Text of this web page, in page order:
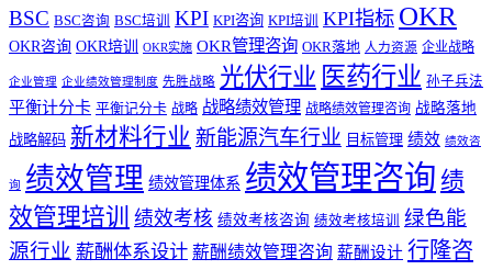
BSC BSC咨询 BSC培训 KPI KPI咨询 KPI培训 KPI指标 OKR
OKR咨询 OKR培训 OKR实施 OKR管理咨询 OKR落地 人力资源 企业战略
企业管理 企业绩效管理制度 先胜战略 光伏行业 医药行业 孙子兵法
平衡计分卡 平衡记分卡 战略 战略绩效管理 战略绩效管理咨询 战略落地
战略解码 新材料行业 新能源汽车行业 目标管理 绩效 绩效咨
询 绩效管理 绩效管理体系 绩效管理咨询 绩
效管理培训 绩效考核 绩效考核咨询 绩效考核培训
绿色能
源行业 薪酬体系设计 薪酬绩效管理咨询 薪酬设计 行隆咨